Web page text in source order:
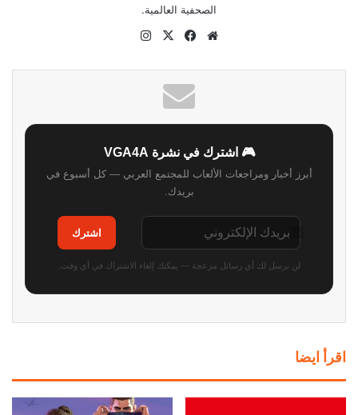
الصحفية العالمية.
موقع
فيسبوك
‫X
🎮 اشترك في نشرة VGA4A
أبرز أخبار ومراجعات الألعاب للمجتمع العربي — كل أسبوع في
بريدك.
اشترك
لن نرسل لك أي رسائل مزعجة — يمكنك إلغاء الاشتراك في أي وقت.
اقرأ ايضا